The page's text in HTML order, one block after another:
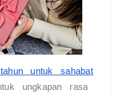
untuk sahabat
ungkapan rasa